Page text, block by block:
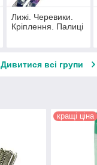
Лижі. Черевики.
Кріплення. Палиці
Дивитися всі групи
кращі ціна